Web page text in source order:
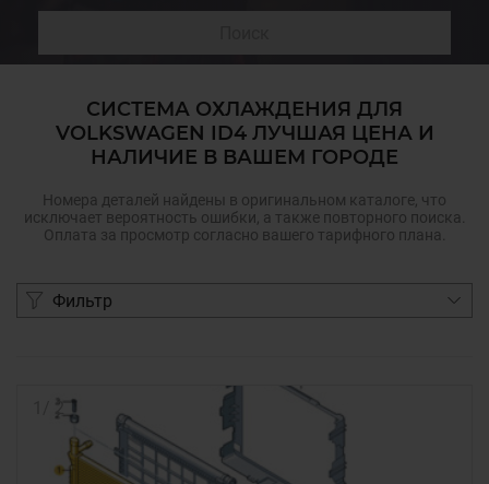
СИСТЕМА ОХЛАЖДЕНИЯ ДЛЯ
VOLKSWAGEN ID4 ЛУЧШАЯ ЦЕНА И
НАЛИЧИЕ В ВАШЕМ ГОРОДЕ
Номера деталей найдены в оригинальном каталоге, что
исключает вероятность ошибки, а также повторного поиска.
Оплата за просмотр согласно вашего тарифного плана.
Фильтр
2